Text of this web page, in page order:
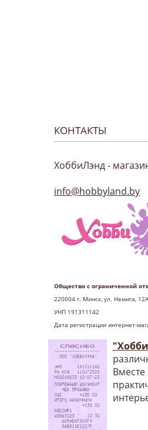
КОНТАКТЫ
ХоббиЛэнд -
info@hobbyland.by
Общество с ограниченной
220004 г. Минск, ул. Немига,
УНП 191311142
Дата регистрации интернет-